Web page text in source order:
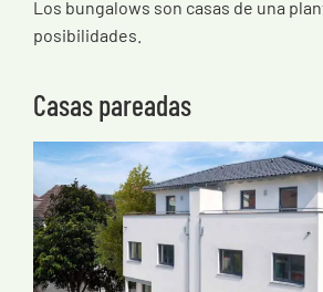
Los bungalows son casas de una
posibilidades.
Casas pareadas